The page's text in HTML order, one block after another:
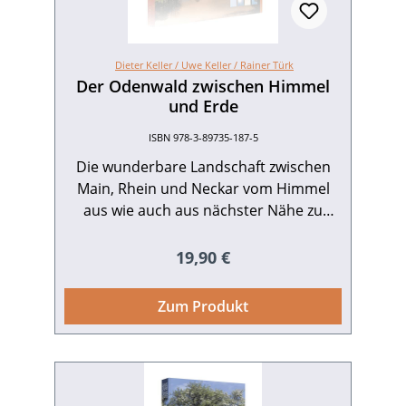
tif-Datei zum Download
Dieter Keller / Uwe Keller / Rainer Türk
Der Odenwald zwischen Himmel
und Erde
ISBN 978-3-89735-187-5
Die wunderbare Landschaft zwischen
Main, Rhein und ­Neckar vom Himmel
aus wie auch aus nächster Nähe zu
Perspektiven. Von Darmstadt aus
Bergstraße bis hinunter zum Neckar.
Der Odenwald begeistert mit seinen
Bergen, Wäldern, Feldern und Wiesen –
Regulärer Preis:
19,90 €
Zum Produkt